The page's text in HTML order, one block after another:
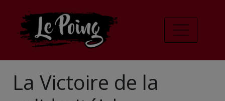
La Victoire de la